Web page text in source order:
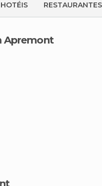
HOTÉIS RESTAURANTES
Apremont